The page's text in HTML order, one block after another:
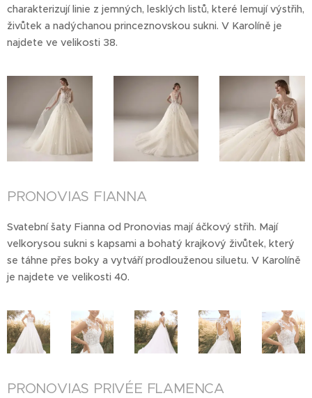
charakterizují linie z jemných, lesklých listů, které lemují výstřih,
živůtek a nadýchanou princeznovskou sukni. V Karolíně je
najdete ve velikosti 38.
PRONOVIAS FIANNA
Svatební šaty Fianna od Pronovias mají áčkový střih. Mají
velkorysou sukni s kapsami a bohatý krajkový živůtek, který
se táhne přes boky a vytváří prodlouženou siluetu. V Karolíně
je najdete ve velikosti 40.
PRONOVIAS PRIVÉE FLAMENCA